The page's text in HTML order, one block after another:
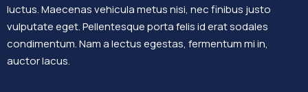
luctus. Maecenas vehicula metus nisi, nec finibus justo
vulputate eget. Pellentesque porta felis id erat sodales
condimentum. Nam a lectus egestas, fermentum mi in,
auctor lacus.